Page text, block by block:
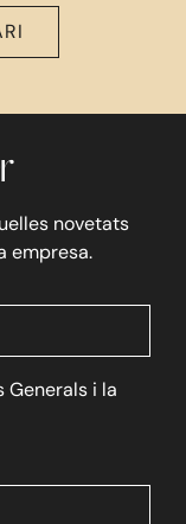
novetats
empresa.
Generals i la